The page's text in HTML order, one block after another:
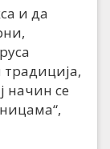
и да
начин се